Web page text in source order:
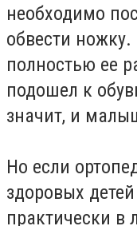
необходимо
обвести
полностью ее
подошел к
значит, и
Но если
здоровых
практически в